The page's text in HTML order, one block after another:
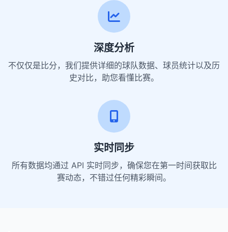
深度分析
不仅仅是比分，我们提供详细的球队数据、球员统计以及历
史对比，助您看懂比赛。
实时同步
所有数据均通过 API 实时同步，确保您在第一时间获取比
赛动态，不错过任何精彩瞬间。